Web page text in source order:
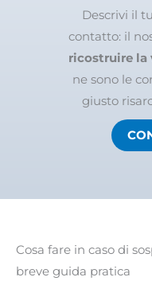
Descrivi il
contatto: il
ricostruire la
ne sono le
giusto
Cosa fare in caso di
breve guida pratica